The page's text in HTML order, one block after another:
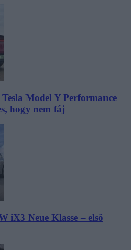
Model Y Performance
hogy nem fáj
iX3 Neue Klasse – első